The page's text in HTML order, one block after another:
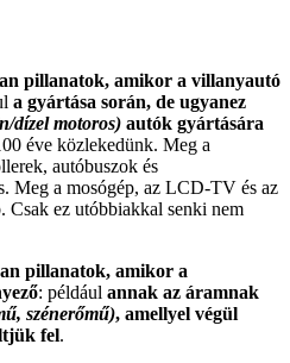
pillanatok, amikor a villanyautó
a gyártása során, de ugyanez
dízel motoros) autók gyártására
éve közlekedünk. Meg a
autóbuszok és
Meg a mosógép, az LCD-TV és az
Csak ez utóbbiakkal senki nem
pillanatok, amikor a
: például annak az áramnak
szénerőmű), amellyel végül
fel.